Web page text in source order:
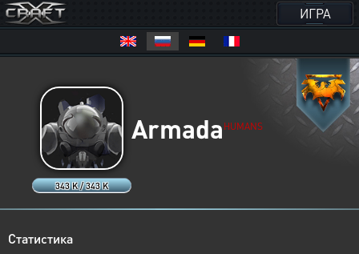
ИГРА
343 K / 343 K
Armada HUMANS
Статистика